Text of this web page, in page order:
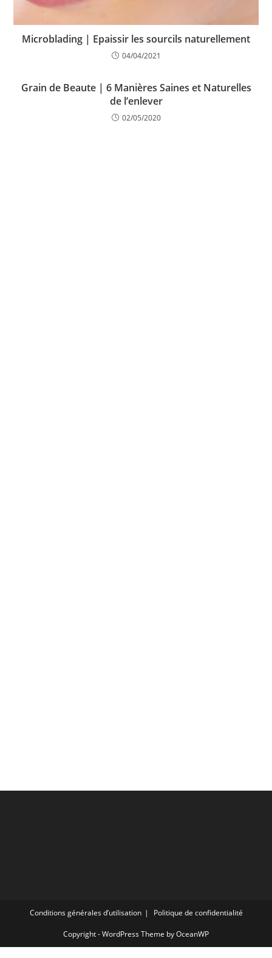
Microblading | Epaissir les sourcils naturellement
04/04/2021
Grain de Beaute | 6 Manières Saines et Naturelles
de l’enlever
02/05/2020
Conditions générales d’utilisation Politique de confidentialité
Copyright - WordPress Theme by OceanWP